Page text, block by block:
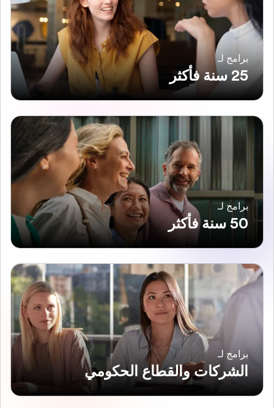
برامج لـ
25 سنة فأكثر
برامج لـ
50 سنة فأكثر
برامج لـ
الشركات والقطاع الحكومي